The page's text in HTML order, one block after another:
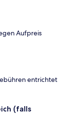
Aufpreis
entrichtet
(falls